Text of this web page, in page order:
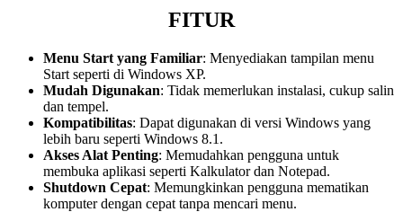
FITUR
Menu Start yang Familiar: Menyediakan tampilan menu
Start seperti di Windows XP.
Mudah Digunakan: Tidak memerlukan instalasi, cukup salin
dan tempel.
Kompatibilitas: Dapat digunakan di versi Windows yang
lebih baru seperti Windows 8.1.
Akses Alat Penting: Memudahkan pengguna untuk
membuka aplikasi seperti Kalkulator dan Notepad.
Shutdown Cepat: Memungkinkan pengguna mematikan
komputer dengan cepat tanpa mencari menu.